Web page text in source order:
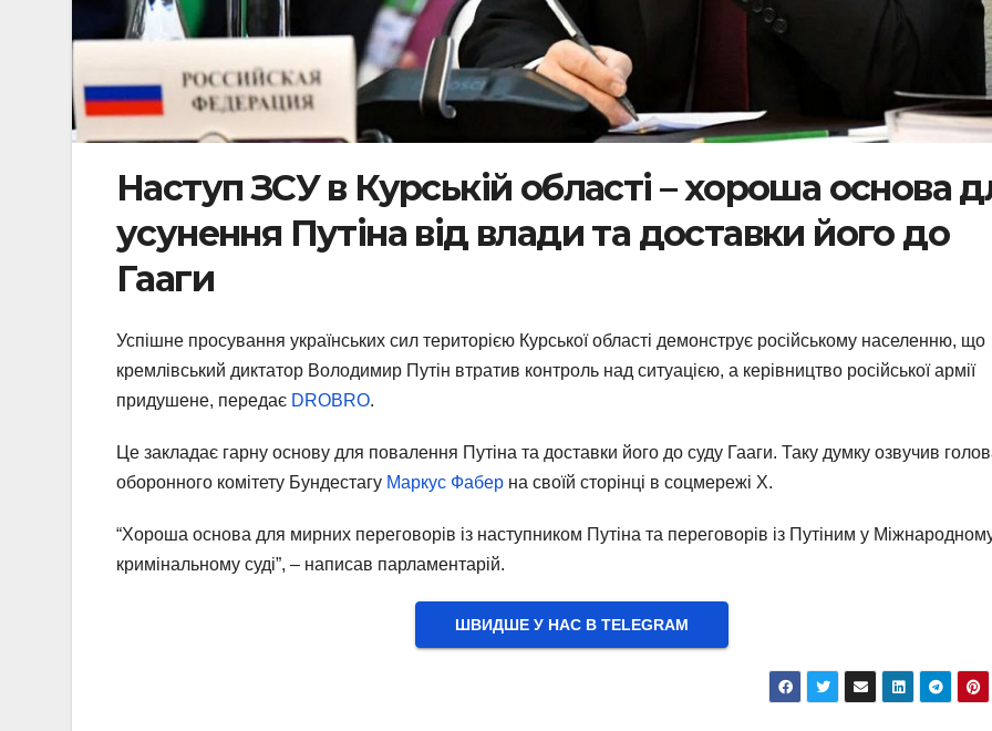
Наступ ЗСУ в Курській області – хороша основа
усунення Путіна від влади та доставки його до
Гааги
Успішне просування українських сил територією Курської області демонструє російському населенню, що
кремлівський диктатор Володимир Путін втратив контроль над ситуацією, а керівництво російської армії
придушене, передає DROBRO.
Це закладає гарну основу для повалення Путіна та доставки його до суду Гааги. Таку думку озвучив
оборонного комітету Бундестагу Маркус Фабер на своїй сторінці в соцмережі X.
“Хороша основа для мирних переговорів із наступником Путіна та переговорів із Путіним у
кримінальному суді”, – написав парламентарій.
ШВИДШЕ У НАС В ТELEGRAM